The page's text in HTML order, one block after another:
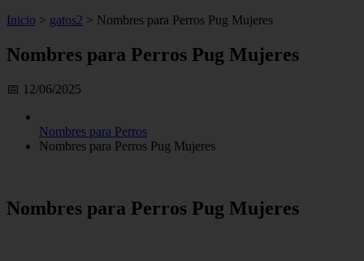
Inicio > gatos2 > Nombres para Perros Pug Mujeres
Nombres para Perros Pug Mujeres
📅 12/06/2025
Nombres para Perros
Nombres para Perros Pug Mujeres
Nombres para Perros Pug Mujeres